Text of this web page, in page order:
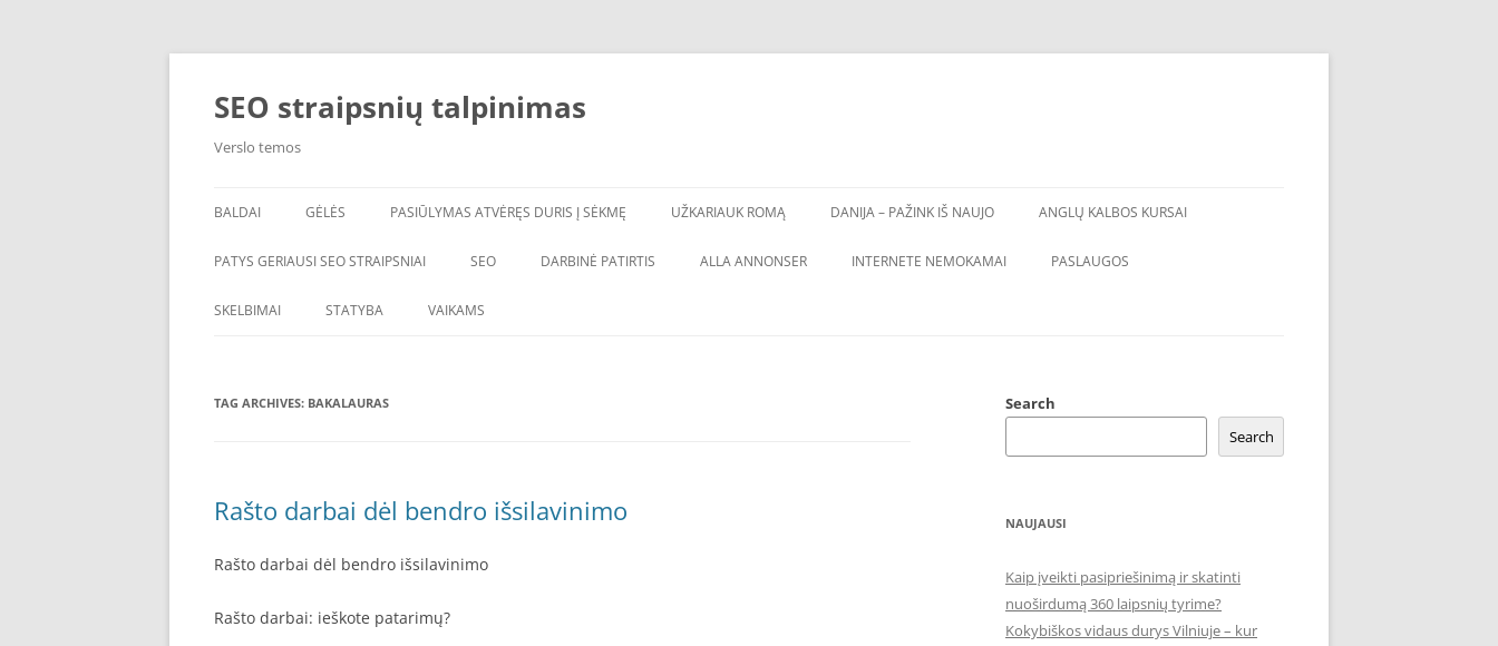
Skip
SEO straipsnių talpinimas
Verslo temos
BALDAI GĖLĖS PASIŪLYMAS ATVĖRĘS DURIS Į SĖKMĘ UŽKARIAUK ROMĄ DANIJA – PAŽINK IŠ NAUJO ANGLŲ KALBOS KURSAI
PATYS GERIAUSI SEO STRAIPSNIAI SEO DARBINĖ PATIRTIS ALLA ANNONSER INTERNETE NEMOKAMAI PASLAUGOS
SKELBIMAI STATYBA VAIKAMS
TAG ARCHIVES: BAKALAURAS
Rašto darbai dėl bendro išsilavinimo
Rašto darbai dėl bendro išsilavinimo
Rašto darbai: ieškote patarimų?
Search
Search
NAUJAUSI
Kaip įveikti pasipriešinimą ir skatinti
nuoširdumą 360 laipsnių tyrime?
Kokybiškos vidaus durys Vilniuje – kur